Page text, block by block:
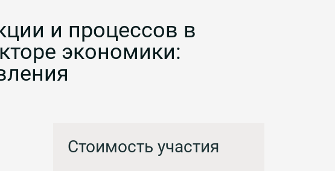
и процессов в
экономики:
Стоимость участия